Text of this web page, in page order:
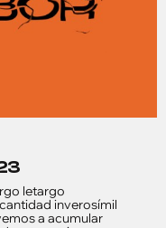
letargo
inverosímil
a acumular